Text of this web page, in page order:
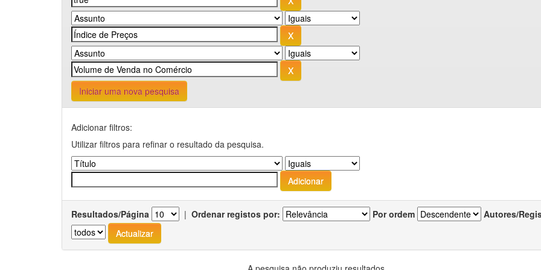
Iniciar uma nova pesquisa
Adicionar filtros:
Utilizar filtros para refinar o resultado da pesquisa.
Resultados/Página | Ordenar registos por: Por ordem Autores/